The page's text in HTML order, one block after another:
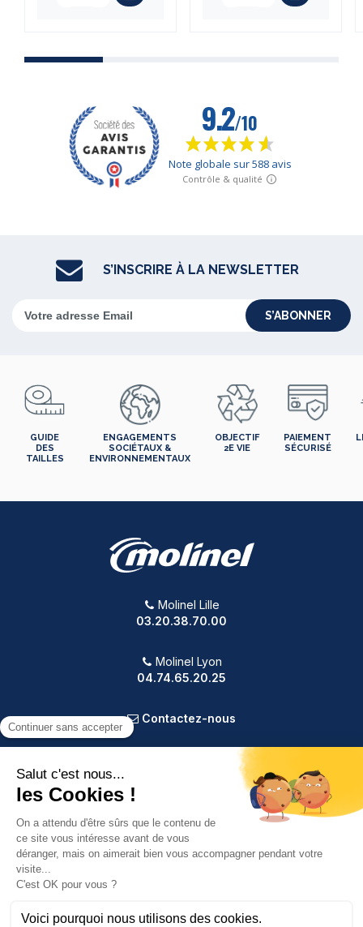
S’INSCRIRE À LA NEWSLETTER
S’ABONNER
GUIDE
DES
TAILLES
ENGAGEMENTS
SOCIÉTAUX &
ENVIRONNEMENTAUX
OBJECTIF
2E VIE
PAIEMENT
SÉCURISÉ
Molinel Lille
03.20.38.70.00
Molinel Lyon
04.74.65.20.25
Contactez-nous
PRODUITS
VOTRE COMPTE
INFORMATIONS